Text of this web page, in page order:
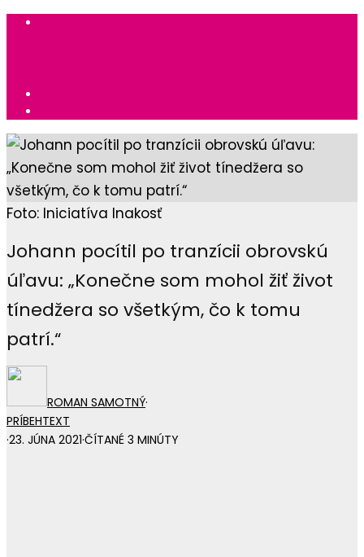
Foto: Iniciatíva Inakosť
Johann pocítil po tranzícii obrovskú
úľavu: „Konečne som mohol žiť život
tínedžera so všetkým, čo k tomu
patrí.“
ROMAN SAMOTNÝ·
PRÍBEHTEXT
·23. JÚNA 2021·ČÍTANÉ 3 MINÚTY